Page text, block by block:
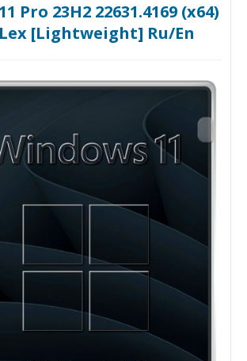
Pro 23H2 22631.4169 (x64)
[Lightweight] Ru/En